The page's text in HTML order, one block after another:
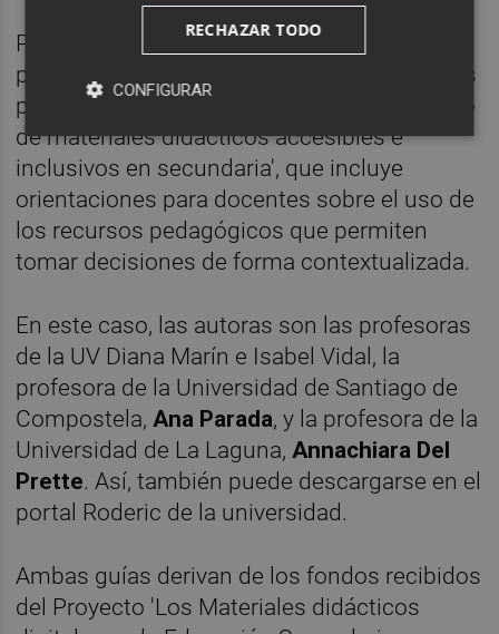
Por otra parte, la publicación destinada al
profesorado es la 'Guía de recomendaciones
para la selección, adaptación, creación y uso
de materiales didácticos accesibles e
inclusivos en secundaria', que incluye
orientaciones para docentes sobre el uso de
los recursos pedagógicos que permiten
tomar decisiones de forma contextualizada.
En este caso, las autoras son las profesoras
de la UV Diana Marín e Isabel Vidal, la
profesora de la Universidad de Santiago de
Compostela,Ana Parada, y la profesora de la
Universidad de La Laguna,Annachiara Del
Prette. Así, también puede descargarse en el
portal Roderic de la universidad.
Ambas guías derivan de los fondos recibidos
del Proyecto 'Los Materiales didácticos
RECHAZAR TODO
CONFIGURAR